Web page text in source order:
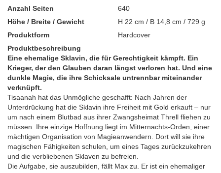
Anzahl Seiten
640
Höhe / Breite / Gewicht
H 22 cm / B 14,8 cm / 729 g
Produktform
Hardcover
Produktbeschreibung
Eine ehemalige Sklavin, die für Gerechtigkeit kämpft. Ein
Krieger, der den Glauben daran längst verloren hat. Und eine
dunkle Magie, die ihre Schicksale untrennbar miteinander
verknüpft.
Tisaanah hat das Unmögliche geschafft: Nach Jahren der
Unterdrückung hat die Sklavin ihre Freiheit mit Gold erkauft – nur
um nach einem Blutbad aus ihrer Zwangsheimat Threll fliehen zu
müssen. Ihre einzige Hoffnung liegt im Mitternachts-Orden, einer
mächtigen Organisation von Magieanwendern. Dort will sie ihre
magischen Fähigkeiten schulen, um eines Tages zurückzukehren
und die verbliebenen Sklaven zu befreien.
Die Aufgabe, sie auszubilden, fällt Max zu. Er ist ein ehemaliger